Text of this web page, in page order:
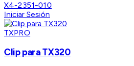
X4-2351-010
Iniciar Sesión
TXPRO
Clip para TX320